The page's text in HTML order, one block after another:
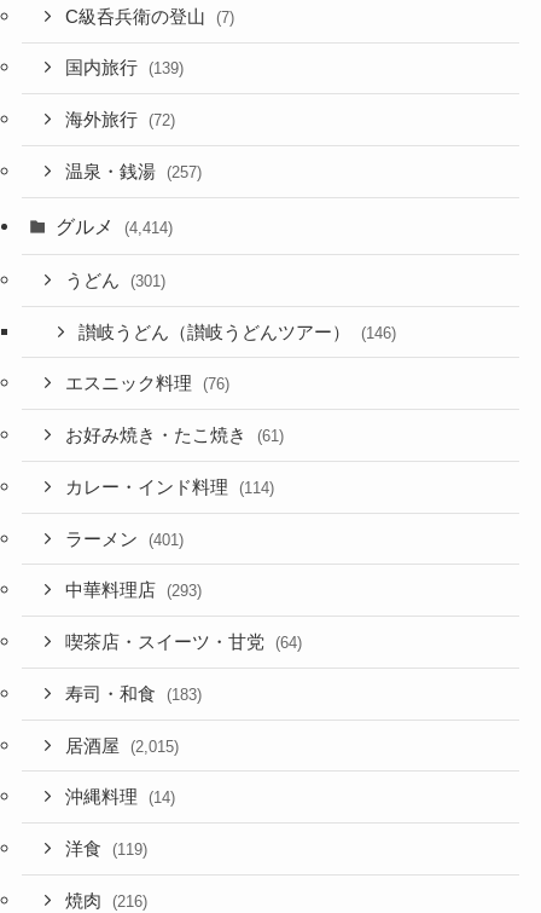
C級呑兵衛の登山 (7)
国内旅行 (139)
海外旅行 (72)
温泉・銭湯 (257)
グルメ (4,414)
うどん (301)
讃岐うどん（讃岐うどんツアー） (146)
エスニック料理 (76)
お好み焼き・たこ焼き (61)
カレー・インド料理 (114)
ラーメン (401)
中華料理店 (293)
喫茶店・スイーツ・甘党 (64)
寿司・和食 (183)
居酒屋 (2,015)
沖縄料理 (14)
洋食 (119)
焼肉 (216)